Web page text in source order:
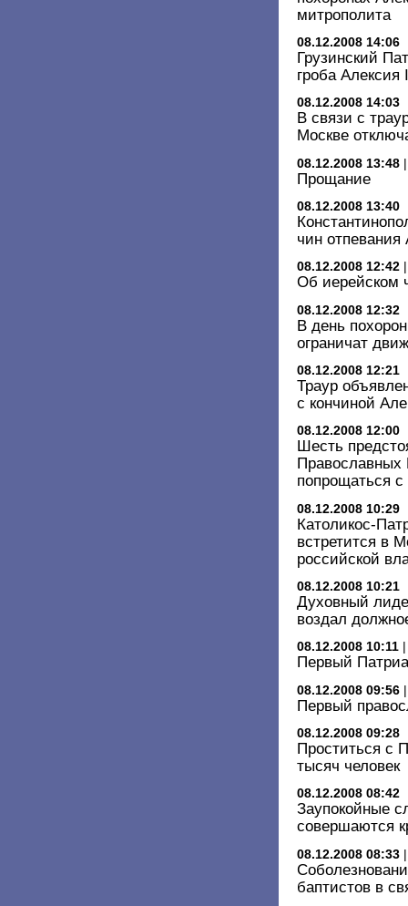
митрополита
08.12.2008 14:06
Грузинский
гроба Алексия
08.12.2008 14:03
В связи с
Москве
08.12.2008 13:48
Прощание
08.12.2008 13:40
чин отпевания
08.12.2008 12:42
Об иерейском
08.12.2008 12:32
В день
ограничат
08.12.2008 12:21
Траур
с кончиной
08.12.2008 12:00
Шесть
Православных
попрощаться
08.12.2008 10:29
Католикос-
встретится в
российской
08.12.2008 10:21
Духовный
воздал
08.12.2008 10:11
Первый
08.12.2008 09:56
Первый
08.12.2008 09:28
Проститься с
тысяч человек
08.12.2008 08:42
Заупокойные
совершаются
08.12.2008 08:33
баптистов в